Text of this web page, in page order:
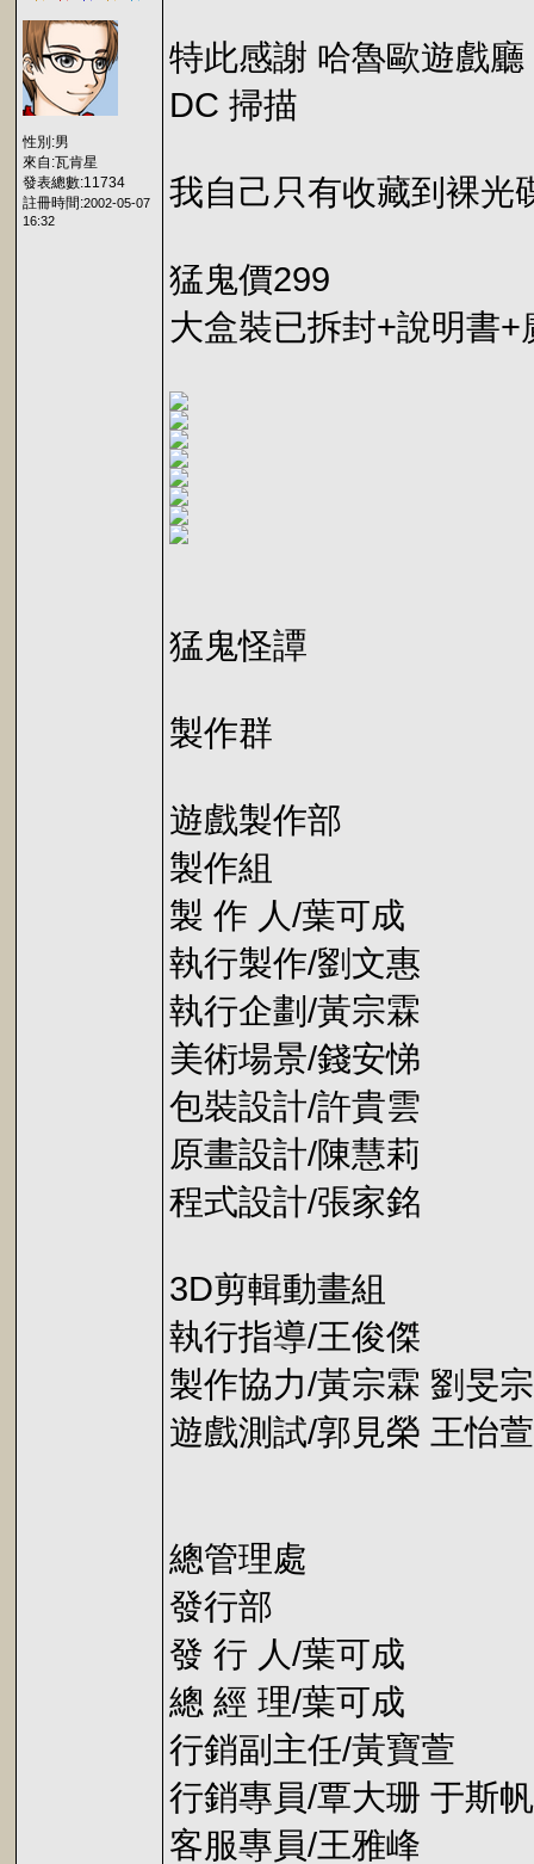
性別:男
來自:瓦肯星
發表總數:11734
註冊時間:2002-05-07
16:32
特此感謝 哈魯歐遊戲
DC 掃描
我自己只有收藏到裸光
猛鬼價299
大盒裝已拆封+說明書+
猛鬼怪譚
製作群
遊戲製作部
製作組
製 作 人/葉可成
執行製作/劉文惠
執行企劃/黃宗霖
美術場景/錢安悌
包裝設計/許貴雲
原畫設計/陳慧莉
程式設計/張家銘
3D剪輯動畫組
執行指導/王俊傑
製作協力/黃宗霖 劉旻宗
遊戲測試/郭見榮 王怡萱
總管理處
發行部
發 行 人/葉可成
總 經 理/葉可成
行銷副主任/黃寶萱
行銷專員/覃大珊 于斯
客服專員/王雅峰